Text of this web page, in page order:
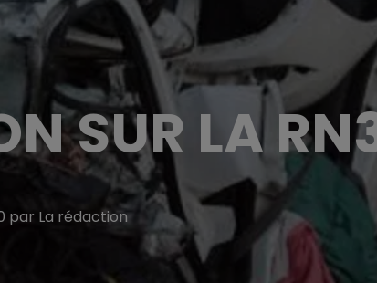
SUR LA
par La rédaction